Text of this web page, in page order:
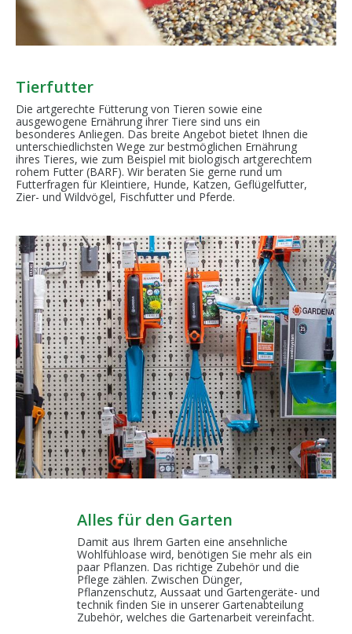
Tierfutter
Die artgerechte Fütterung von Tieren sowie eine
ausgewogene Ernährung ihrer Tiere sind uns ein
besonderes Anliegen. Das breite Angebot bietet Ihnen die
unterschiedlichsten Wege zur bestmöglichen Ernährung
ihres Tieres, wie zum Beispiel mit biologisch artgerechtem
rohem Futter (BARF). Wir beraten Sie gerne rund um
Futterfragen für Kleintiere, Hunde, Katzen, Geflügelfutter,
Zier- und Wildvögel, Fischfutter und Pferde.
Alles für den Garten
Damit aus Ihrem Garten eine ansehnliche
Wohlfühloase wird, benötigen Sie mehr als ein
paar Pflanzen. Das richtige Zubehör und die
Pflege zählen. Zwischen Dünger,
Pflanzenschutz, Aussaat und Gartengeräte- und
technik finden Sie in unserer Gartenabteilung
Zubehör, welches die Gartenarbeit vereinfacht.